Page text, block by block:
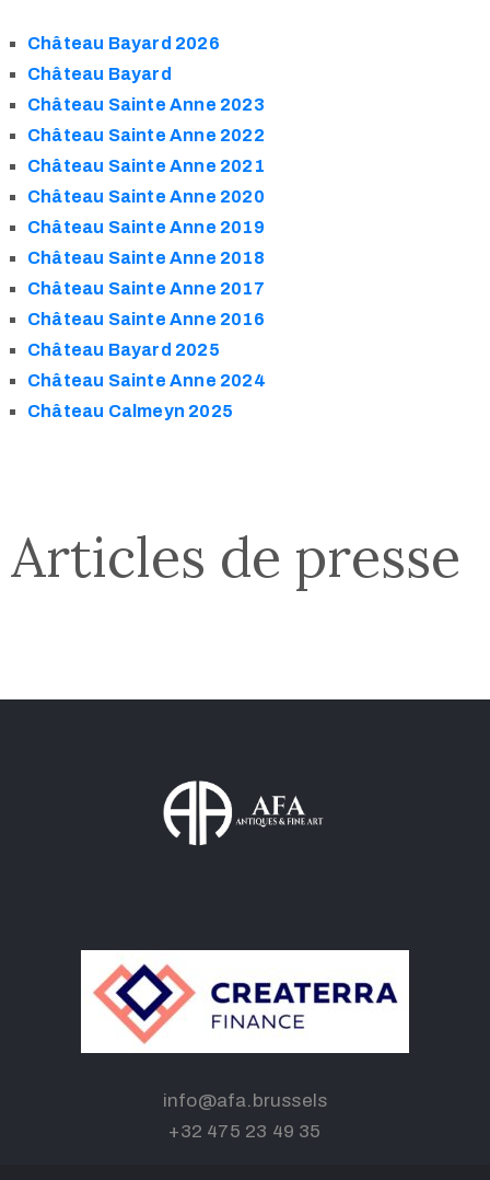
Château Bayard 2026
Château Bayard
Château Sainte Anne 2023
Château Sainte Anne 2022
Château Sainte Anne 2021
Château Sainte Anne 2020
Château Sainte Anne 2019
Château Sainte Anne 2018
Château Sainte Anne 2017
Château Sainte Anne 2016
Château Bayard 2025
Château Sainte Anne 2024
Château Calmeyn 2025
Articles de presse
info@afa.brussels
+32 475 23 49 35